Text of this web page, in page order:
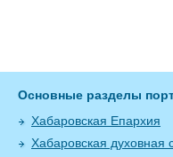
Основные разделы
Хабаровская Епархия
Хабаровская духовная